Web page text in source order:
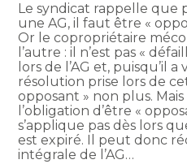
Le syndicat rappelle que
une AG, il faut être «
Or le copropriétaire
l’autre : il n’est pas «
lors de l’AG et, puisqu’il
résolution prise lors de
opposant » non plus.
l’obligation d’être «
s’applique pas dès lors
est expiré. Il peut donc
intégrale de l’AG…